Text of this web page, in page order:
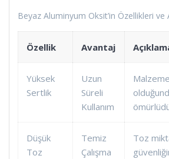
Beyaz Aluminyum Oksit’in Özellikleri ve
Özellik Avantaj
Yüksek
Sertlik
Uzun
Süreli
Kullanım
Düşük
Toz
Temiz
Çalışma
Toz